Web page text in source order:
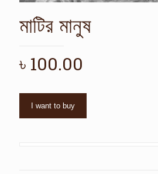
মাটির মানুষ
৳ 100.00
I want to buy